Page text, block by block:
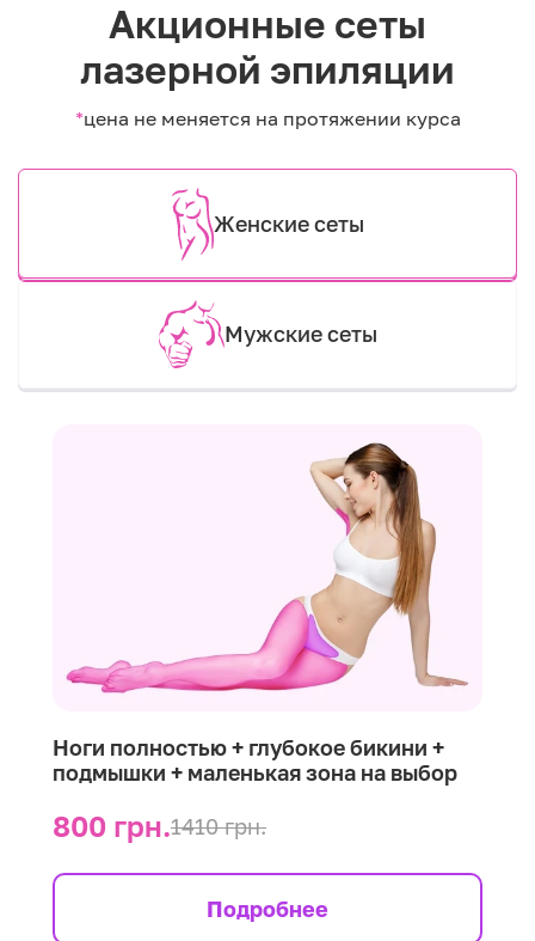
Акционные сеты
лазерной эпиляции
*цена не меняется на протяжении курса
Женские сеты
Мужские сеты
Ноги полностью + глубокое бикини +
подмышки + маленькая зона на выбор
800 грн.1410 грн.
Подробнее